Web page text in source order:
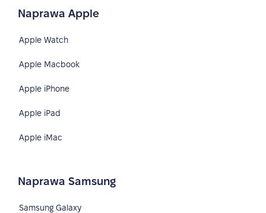
Naprawa Apple
Apple Watch
Apple Macbook
Apple iPhone
Apple iPad
Apple iMac
Naprawa Samsung
Samsung Galaxy